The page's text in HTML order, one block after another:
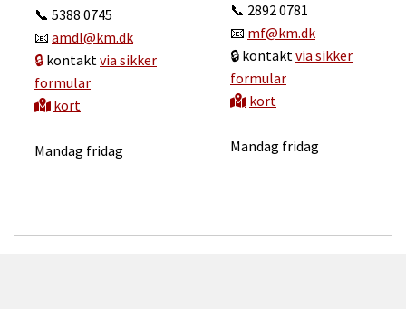
📞 5388 0745
📧 amdl@km.dk
🔒 kontakt via sikker
formular
 kort
Mandag fridag
📞 2892 0781
📧 mf@km.dk
🔒 kontaktvia sikker
formular
 kort
Mandag fridag